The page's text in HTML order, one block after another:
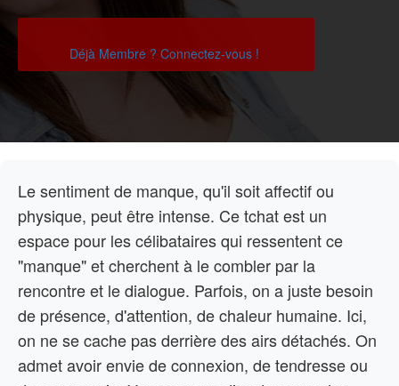
Déjà Membre ? Connectez-vous !
Le sentiment de manque, qu'il soit affectif ou
physique, peut être intense. Ce tchat est un
espace pour les célibataires qui ressentent ce
"manque" et cherchent à le combler par la
rencontre et le dialogue. Parfois, on a juste besoin
de présence, d'attention, de chaleur humaine. Ici,
on ne se cache pas derrière des airs détachés. On
admet avoir envie de connexion, de tendresse ou